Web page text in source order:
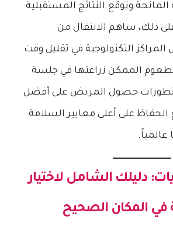
وتوقع النتائج المستقبلية
ذلك، ساهم الانتقال من
المراكز التكنولوجية في تقليل وقت
الممكن زراعتها في جلسة
حصول المريض على أفضل
على أعلى معايير السلامة
عالمياً.
دليلك الشامل لاختيار
في المكان الصحيح